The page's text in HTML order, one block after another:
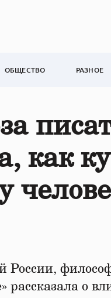
ОБЩЕСТВО РАЗНОЕ
как
России,
рассказала о